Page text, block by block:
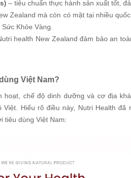
– tiêu chuẩn thực hành sản xuất tốt,
Zealand mà còn có mặt tại nhiều
Khỏe Vàng.
health New Zealand đảm bảo an
Việt Nam?
chế độ dinh dưỡng và cơ địa
Hiểu rõ điều này, Nutri Health
tiêu dùng Việt Nam: